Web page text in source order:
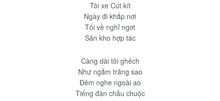
Tôi xe Cút kít
Ngày đi khắp nơi
Tối về nghỉ ngơi
Sân kho hợp tác
Càng dài tôi ghếch
Như ngắm trăng sao
Đêm nghe ngoài ao
Tiếng đàn chẫu chuộc